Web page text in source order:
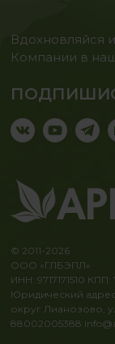
Вдохновляйся
Компании в
© 2011-2026
ООО «ГЛБЭПЛ»
ИНН: 9717171510 КПП:
Юридический
округ Лианозово,
88002005388